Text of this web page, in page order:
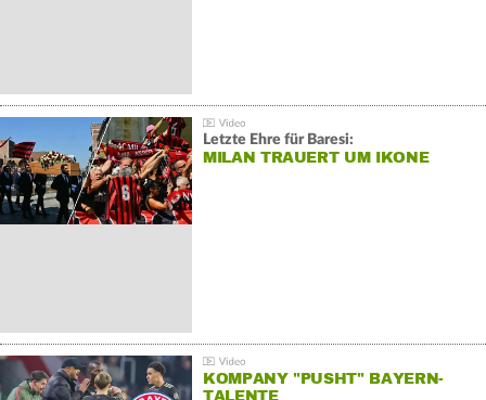
Letzte Ehre für Baresi:
MILAN TRAUERT UM IKONE
KOMPANY "PUSHT" BAYERN-